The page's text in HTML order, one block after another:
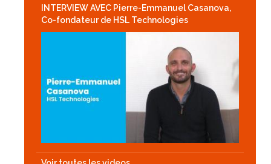
INTERVIEW AVEC Pierre-Emmanuel Casanova,
Co-fondateur de HSL Technologies